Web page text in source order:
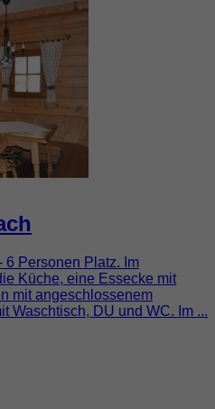
6 Personen Platz. Im
Küche, eine Essecke mit
mit angeschlossenem
Waschtisch, DU und WC. Im ...